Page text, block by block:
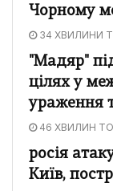
Чорному
34 ХВИЛИНИ
"Мадяр"
цілях у
ураження
46 ХВИЛИН
росія
Київ,